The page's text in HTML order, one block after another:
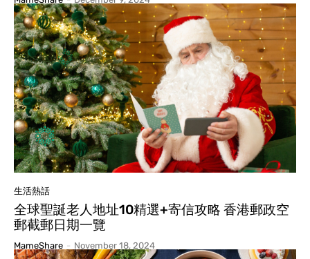
生活熱話
全球聖誕老人地址10精選+寄信攻略 香港郵政空
郵截郵日期一覽
MameShare - November 18, 2024